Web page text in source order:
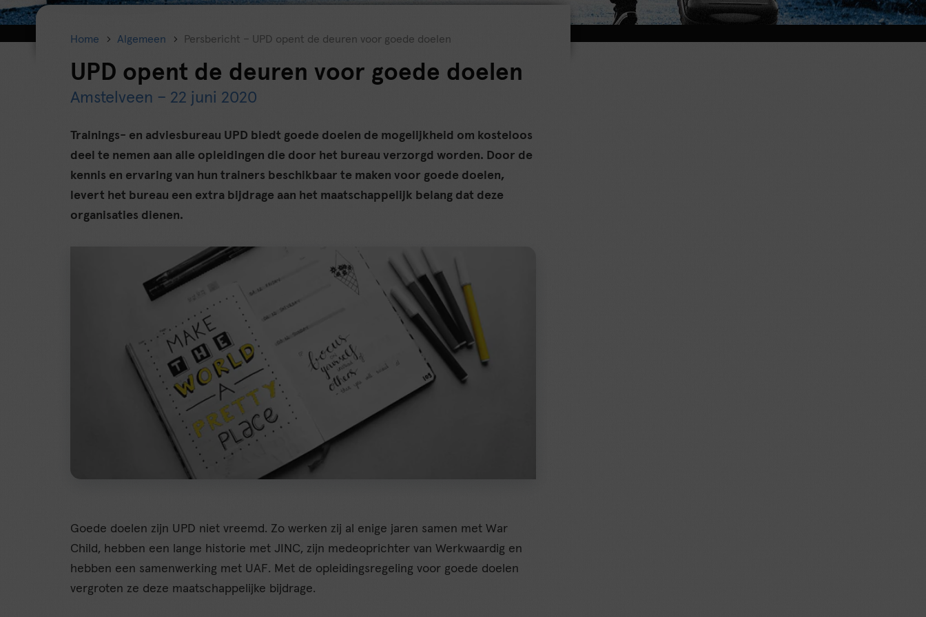
Home Algemeen Persbericht – UPD opent de deuren voor goede doelen
UPD opent de deuren voor goede doelen
Amstelveen – 22 juni 2020
Trainings- en adviesbureau UPD biedt goede doelen de mogelijkheid om kosteloos
deel te nemen aan alle opleidingen die door het bureau verzorgd worden. Door de
kennis en ervaring van hun trainers beschikbaar te maken voor goede doelen,
levert het bureau een extra bijdrage aan het maatschappelijk belang dat deze
organisaties dienen.
Goede doelen zijn UPD niet vreemd. Zo werken zij al enige jaren samen met War
Child, hebben een lange historie met JINC, zijn medeoprichter van Werkwaardig en
hebben een samenwerking met UAF. Met de opleidingsregeling voor goede doelen
vergroten ze deze maatschappelijke bijdrage.